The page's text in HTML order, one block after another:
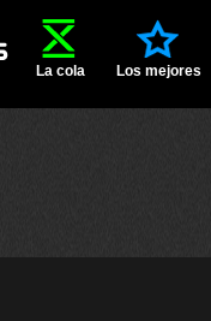
La cola Los mejores